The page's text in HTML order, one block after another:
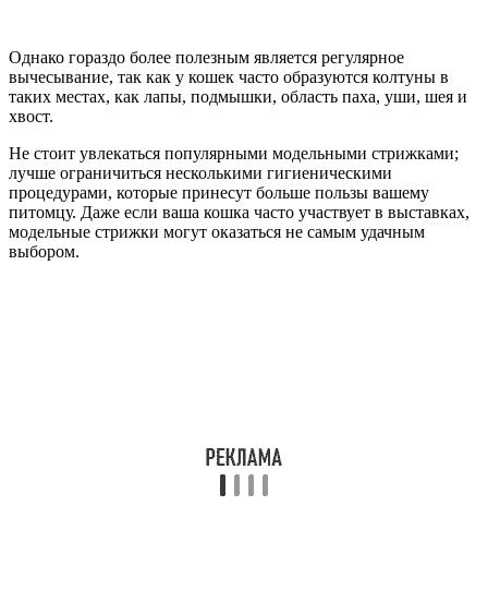
Однако гораздо более полезным является регулярное
вычесывание, так как у кошек часто образуются колтуны в
таких местах, как лапы, подмышки, область паха, уши, шея и
хвост.
Не стоит увлекаться популярными модельными стрижками;
лучше ограничиться несколькими гигиеническими
процедурами, которые принесут больше пользы вашему
питомцу. Даже если ваша кошка часто участвует в выставках,
модельные стрижки могут оказаться не самым удачным
выбором.